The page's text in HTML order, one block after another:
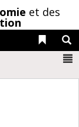
et des
Liens